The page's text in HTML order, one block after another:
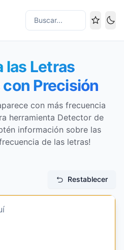
Buscar...
las Letras
Precisión
con más frecuencia
herramienta Detector de
información sobre las
de las letras!
Restablecer